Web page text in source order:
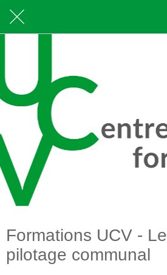
Formations UCV -
pilotage communal